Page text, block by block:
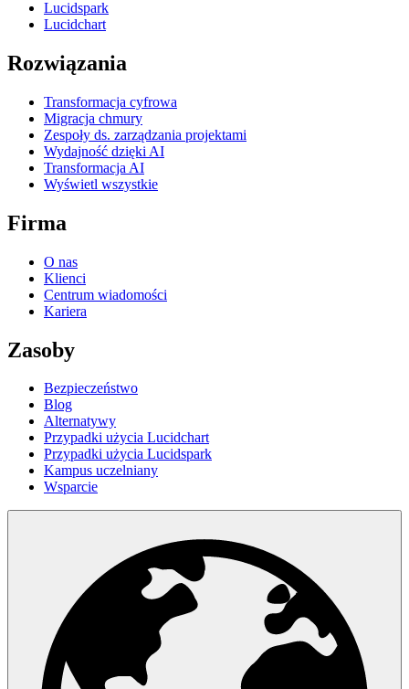
Lucidspark
Lucidchart
Rozwiązania
Transformacja cyfrowa
Migracja chmury
Zespoły ds. zarządzania projektami
Wydajność dzięki AI
Transformacja AI
Wyświetl wszystkie
Firma
O nas
Klienci
Centrum wiadomości
Kariera
Zasoby
Bezpieczeństwo
Blog
Alternatywy
Przypadki użycia Lucidchart
Przypadki użycia Lucidspark
Kampus uczelniany
Wsparcie